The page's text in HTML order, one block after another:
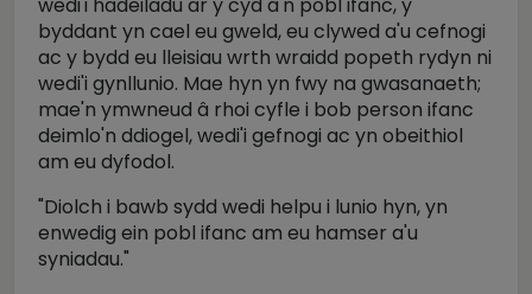
byddant yn cael eu gweld, eu clywed a'u cefnogi
ac y bydd eu lleisiau wrth wraidd popeth rydyn ni
wedi'i gynllunio. Mae hyn yn fwy na gwasanaeth;
mae'n ymwneud â rhoi cyfle i bob person ifanc
deimlo'n ddiogel, wedi'i gefnogi ac yn obeithiol
am eu dyfodol.
"Diolch i bawb sydd wedi helpu i lunio hyn, yn
enwedig ein pobl ifanc am eu hamser a'u
syniadau."